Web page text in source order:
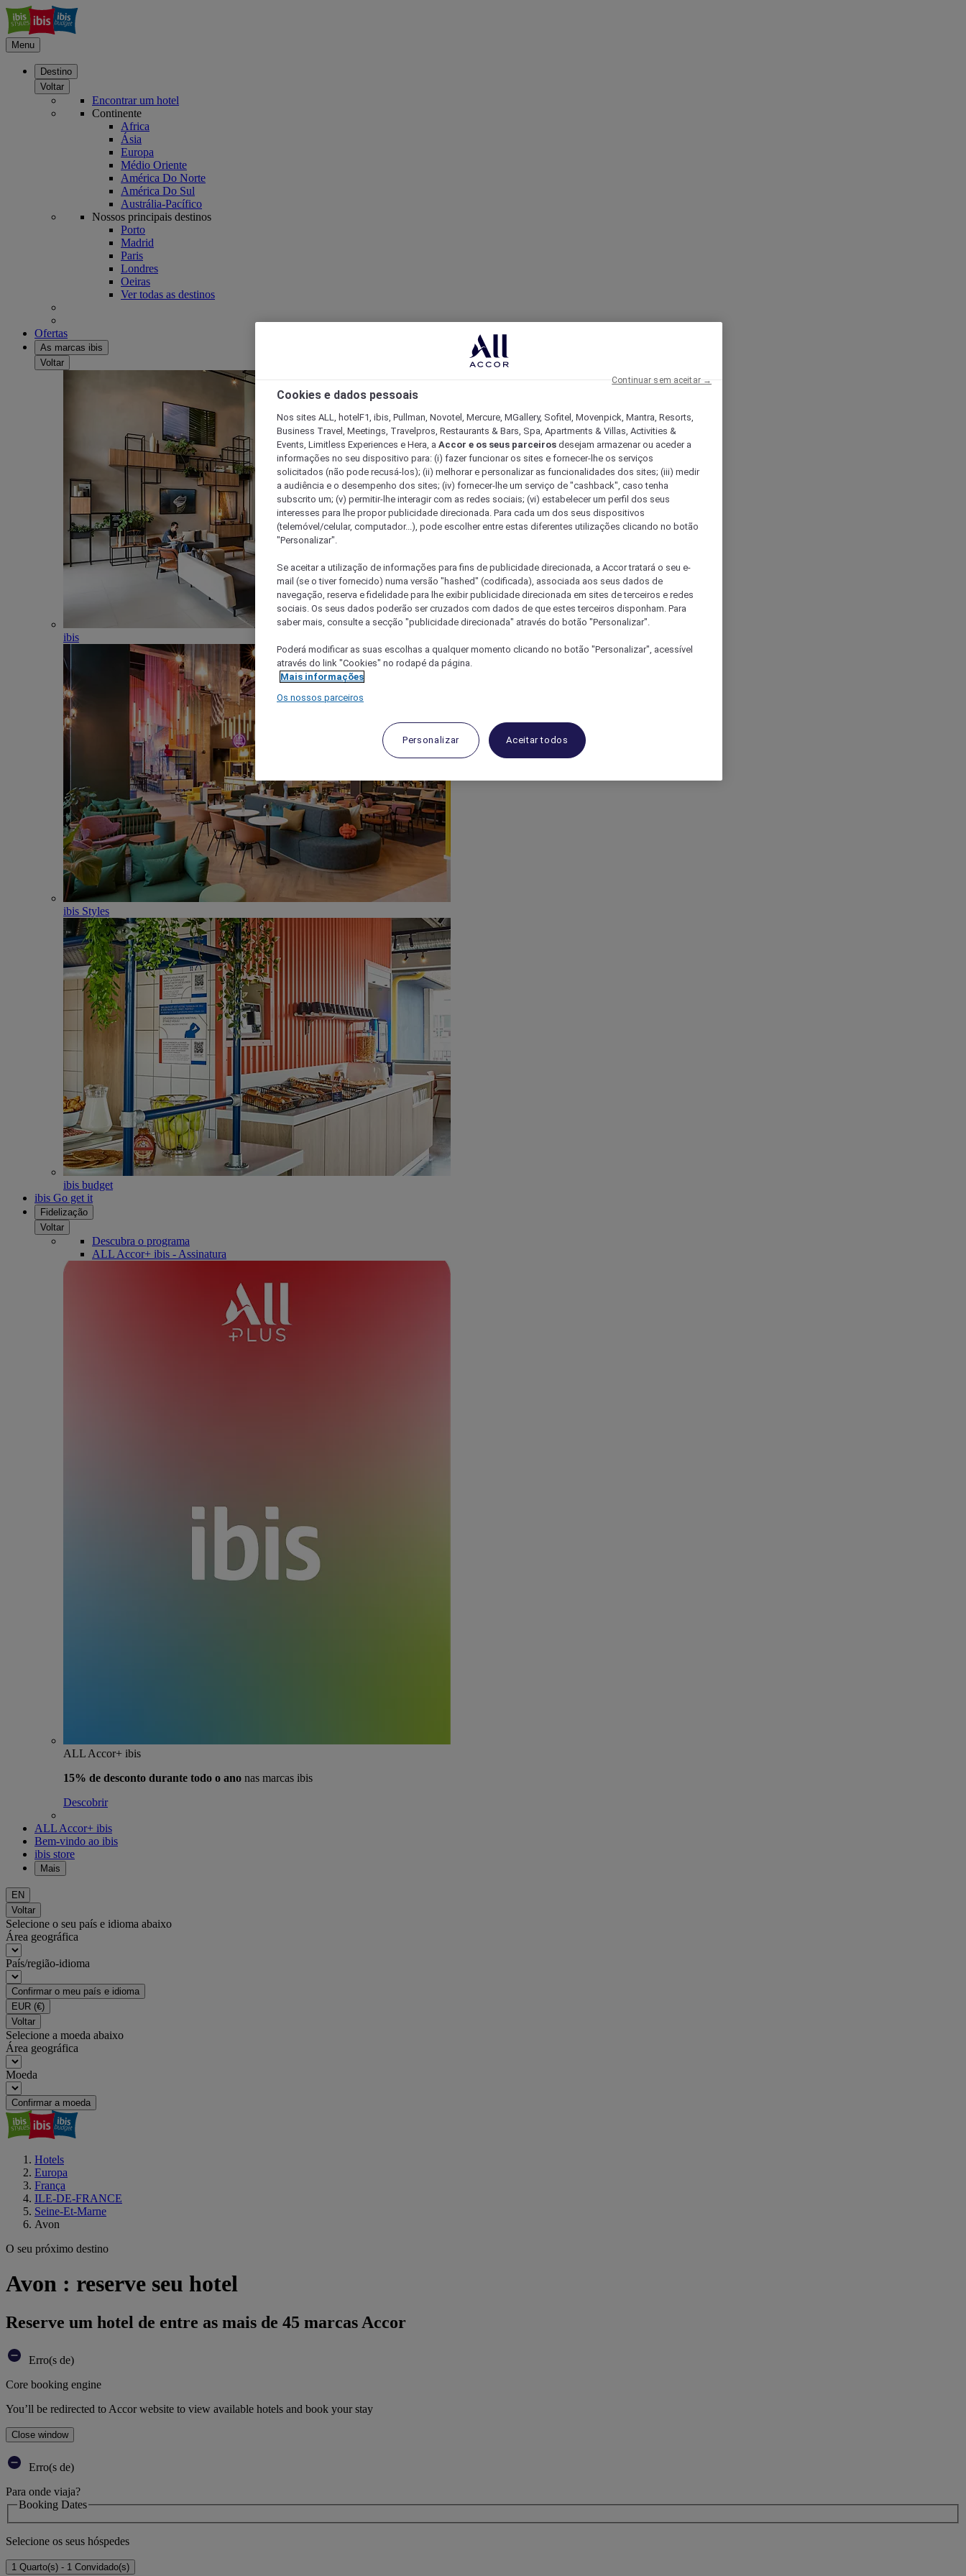
Menu
Destino
Voltar
Encontrar um hotel
Continente
Africa
Ásia
Europa
Médio Oriente
América Do Norte
América Do Sul
Austrália-Pacífico
Nossos principais destinos
Porto
Madrid
Paris
Londres
Oeiras
Ver todas as destinos
Ofertas
As marcas ibis
Voltar
ibis
ibis Styles
ibis budget
ibis Go get it
Fidelização
Voltar
Descubra o programa
ALL Accor+ ibis - Assinatura
ALL Accor+ ibis
15% de desconto durante todo o ano nas marcas ibis
Descobrir
ALL Accor+ ibis
Bem-vindo ao ibis
ibis store
Mais
EN
Voltar
Selecione o seu país e idioma abaixo
Área geográfica
País/região-idioma
Confirmar o meu país e idioma
EUR (€)
Voltar
Selecione a moeda abaixo
Área geográfica
Moeda
Confirmar a moeda
Hotels
Europa
França
ILE-DE-FRANCE
Seine-Et-Marne
Avon
O seu próximo destino
Avon : reserve seu hotel
Reserve um hotel de entre as mais de 45 marcas Accor
Erro(s de)
Core booking engine
You’ll be redirected to Accor website to view available hotels and book your stay
Close window
Erro(s de)
Para onde viaja?
Booking Dates
Selecione os seus hóspedes
1 Quarto(s) - 1 Convidado(s)
Cookies e dados pessoais
Nos sites ALL, hotelF1, ibis, Pullman, Novotel, Mercure, MGallery, Sofitel, Movenpick, Mantra, Resorts,
Business Travel, Meetings, Travelpros, Restaurants & Bars, Spa, Apartments & Villas, Activities &
Events, Limitless Experiences e Hera, a Accor e os seus parceiros desejam armazenar ou aceder a
informações no seu dispositivo para: (i) fazer funcionar os sites e fornecer-lhe os serviços
solicitados (não pode recusá-los); (ii) melhorar e personalizar as funcionalidades dos sites; (iii) medir
a audiência e o desempenho dos sites; (iv) fornecer-lhe um serviço de "cashback", caso tenha
subscrito um; (v) permitir-lhe interagir com as redes sociais; (vi) estabelecer um perfil dos seus
interesses para lhe propor publicidade direcionada. Para cada um dos seus dispositivos
(telemóvel/celular, computador...), pode escolher entre estas diferentes utilizações clicando no botão
"Personalizar".
Se aceitar a utilização de informações para fins de publicidade direcionada, a Accor tratará o seu e-
mail (se o tiver fornecido) numa versão "hashed" (codificada), associada aos seus dados de
navegação, reserva e fidelidade para lhe exibir publicidade direcionada em sites de terceiros e redes
sociais. Os seus dados poderão ser cruzados com dados de que estes terceiros disponham. Para
saber mais, consulte a secção "publicidade direcionada" através do botão "Personalizar".
Poderá modificar as suas escolhas a qualquer momento clicando no botão "Personalizar", acessível
através do link "Cookies" no rodapé da página.
Mais informações
Os nossos parceiros
Personalizar Aceitar todos
Continuar sem aceitar →